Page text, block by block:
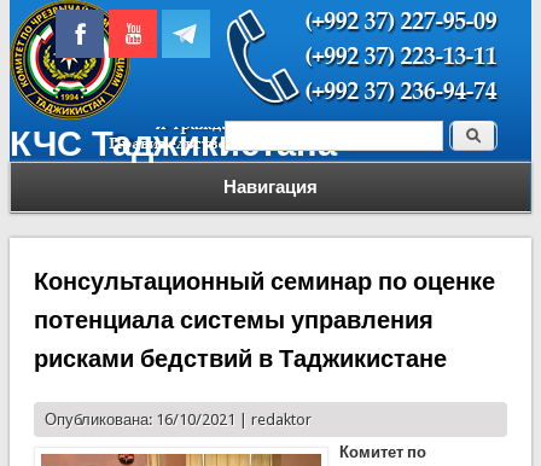
КЧС Таджикистана
Навигация
Форма поиска Поиск
Консультационный семинар по оценке
потенциала системы управления
рисками бедствий в Таджикистане
Опубликована: 16/10/2021 | redaktor
Комитет по